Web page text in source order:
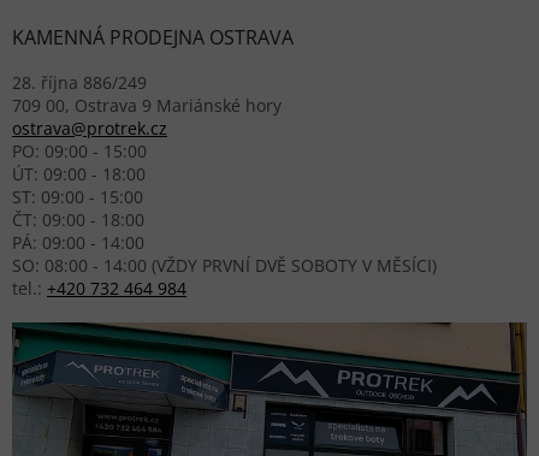
KAMENNÁ PRODEJNA OSTRAVA
28. října 886/249
709 00, Ostrava 9 Mariánské hory
ostrava@protrek.cz
PO: 09:00 - 15:00
ÚT: 09:00 - 18:00
ST: 09:00 - 15:00
ČT: 09:00 - 18:00
PÁ: 09:00 - 14:00
SO: 08:00 - 14:00 (VŽDY PRVNÍ DVĚ SOBOTY V MĚSÍCI)
tel.: +420 732 464 984